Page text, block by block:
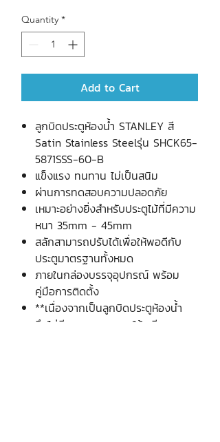
Quantity *
Add to Cart
ลูกบิดประตูห้องน้ำ STANLEY สี
Satin Stainless Steelรุ่น SHCK65-
5871SSS-60-B
แข็งแรง ทนทาน ไม่เป็นสนิม
ผ่านการทดสอบความปลอดภัย
เหมาะอย่างยิ่งสำหรับประตูไม้ที่มีความ
หนา 35mm - 45mm
สลักสามารถปรับได้เพื่อให้พอดีกับ
ประตูมาตรฐานทั้งหมด
ภายในกล่องบรรจุอุปกรณ์ พร้อม
คู่มือการติดตั้ง
**เนื่องจากเป็นลูกบิดประตูห้องน้ำ
จึงไม่มีกุญแจ สามารถใช้เหรียญบาท